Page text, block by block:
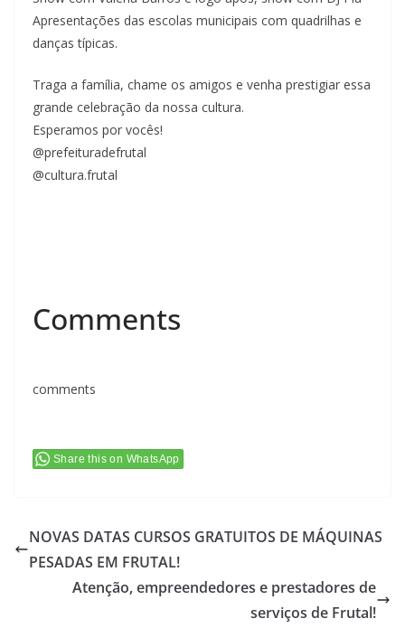
Apresentações das escolas municipais com quadrilhas e
danças típicas.
Traga a família, chame os amigos e venha prestigiar essa
grande celebração da nossa cultura.
Esperamos por vocês!
@prefeituradefrutal
@cultura.frutal
Comments
comments
Share this on WhatsApp
NOVAS DATAS CURSOS GRATUITOS DE MÁQUINAS
PESADAS EM FRUTAL!
Atenção, empreendedores e prestadores de
serviços de Frutal!